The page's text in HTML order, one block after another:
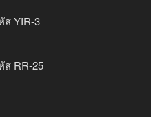
ส YIR-3
ส RR-25